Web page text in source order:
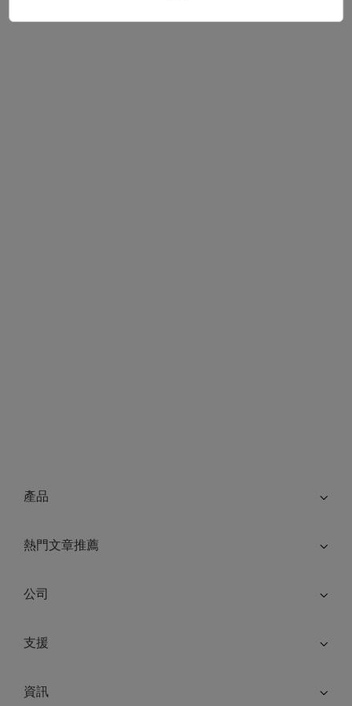
產品
熱門文章推薦
公司
支援
資訊